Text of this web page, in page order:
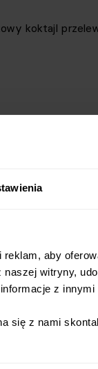
aby
witryny,
z
się z nami
koktajl
na e-
na Twoja